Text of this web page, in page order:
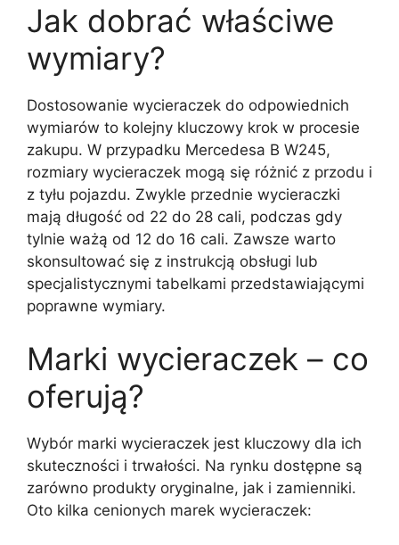
Jak dobrać właściwe
wymiary?
Dostosowanie wycieraczek do odpowiednich
wymiarów to kolejny kluczowy krok w procesie
zakupu. W przypadku Mercedesa B W245,
rozmiary wycieraczek mogą się różnić z przodu i
z tyłu pojazdu. Zwykle przednie wycieraczki
mają długość od 22 do 28 cali, podczas gdy
tylnie ważą od 12 do 16 cali. Zawsze warto
skonsultować się z instrukcją obsługi lub
specjalistycznymi tabelkami przedstawiającymi
poprawne wymiary.
Marki wycieraczek – co
oferują?
Wybór marki wycieraczek jest kluczowy dla ich
skuteczności i trwałości. Na rynku dostępne są
zarówno produkty oryginalne, jak i zamienniki.
Oto kilka cenionych marek wycieraczek: